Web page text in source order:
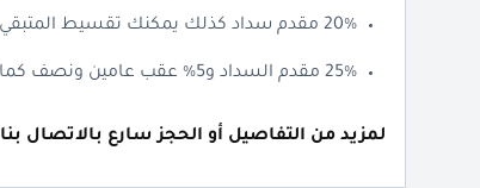
20% مقدم سداد كذلك يمكنك تقسيط المتبقي حتي 7 سنوات.
25% مقدم السداد و5% عقب عامين ونصف كما يتم تقسيط الباقي على 8 سنوات.
لمزيد من التفاصيل أو الحجز سارع بالاتصال بنا